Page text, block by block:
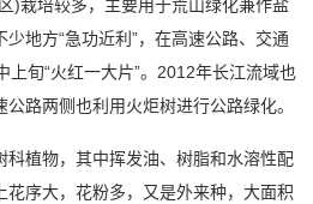
)栽培较多，主要用于荒山绿化兼作盐
地方“急功近利”，在高速公路、交通
旬“火红一大片”。2012年长江流域也
路两侧也利用火炬树进行公路绿化。
植物，其中挥发油、树脂和水溶性配
序大，花粉多，又是外来种，大面积